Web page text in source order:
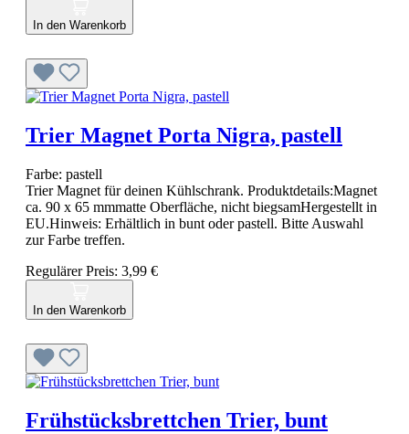
In den Warenkorb
Trier Magnet Porta Nigra, pastell
Farbe: pastell
Trier Magnet für deinen Kühlschrank. Produktdetails:Magnet
ca. 90 x 65 mmmatte Oberfläche​, nicht biegsamHergestellt in
EU.Hinweis: Erhältlich in bunt oder pastell. Bitte Auswahl
zur Farbe treffen.
Regulärer Preis: 3,99 €
In den Warenkorb
Frühstücksbrettchen Trier, bunt